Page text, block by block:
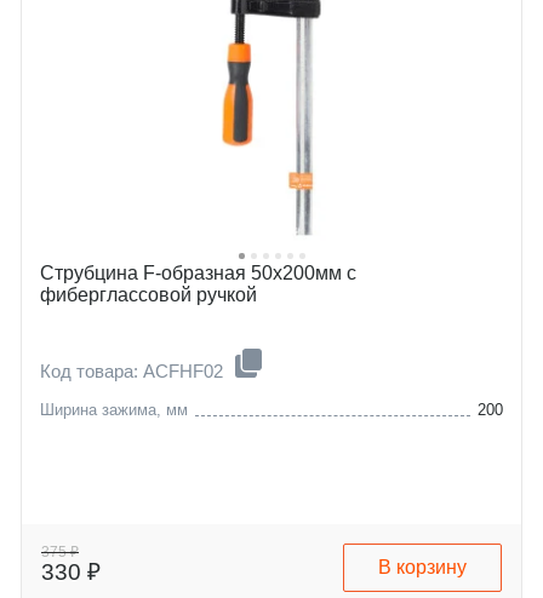
Струбцина F-образная 50х200мм с
фиберглассовой ручкой
Код товара: ACFHF02
Ширина зажима, мм 200
375 ₽
330 ₽ В корзину